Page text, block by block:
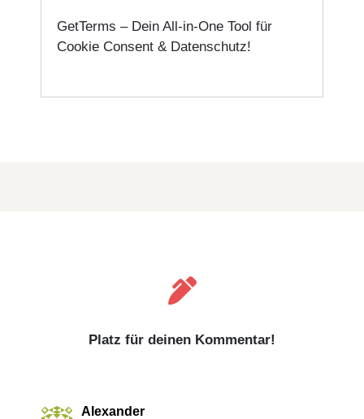
GetTerms – Dein All-in-One Tool für
Cookie Consent & Datenschutz!

Platz für deinen Kommentar!
Alexander